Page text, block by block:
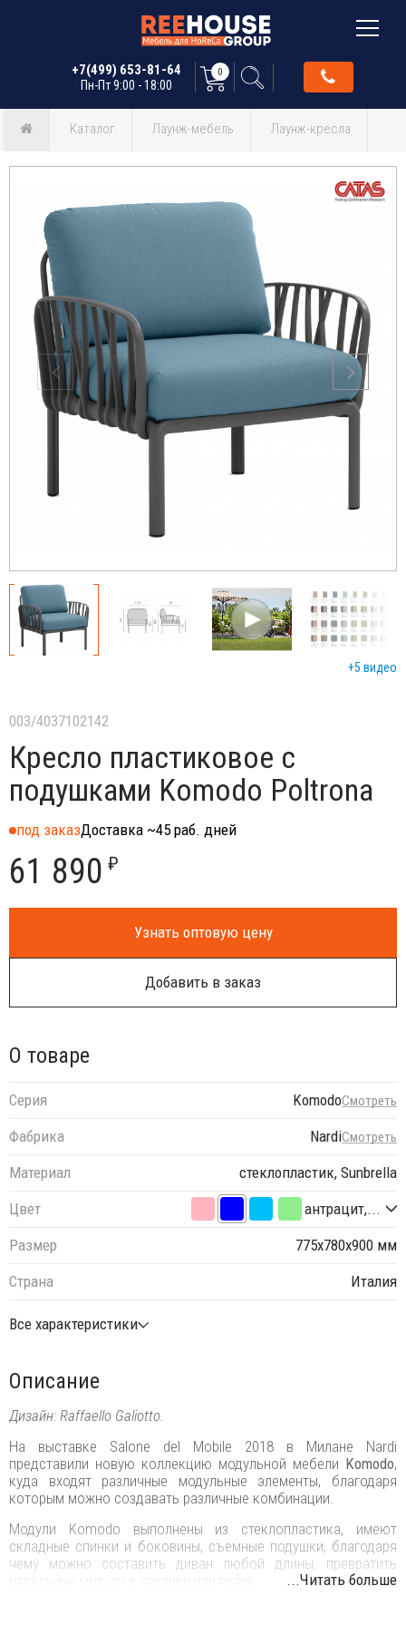
+7(499) 653-81-64
Пн-Пт 9:00 - 18:00
0
Каталог Лаунж-мебель Лаунж-кресла
+5 видео
003/4037102142
Кресло пластиковое с
подушками Komodo Poltrona
под заказДоставка ~45 раб. дней
61 890 ₽
Узнать оптовую цену
Добавить в заказ
О товаре
Серия KomodoСмотреть
Фабрика NardiСмотреть
Материал
стеклопластик, Sunbrella
Цвет
антрацит,...
Размер
775х780х900 мм
Страна
Италия
Все характеристики
Описание
Дизайн: Raffaello Galiotto.
На выставке Salone del Mobile 2018 в Милане Nardi
представили новую коллекцию модульной мебели Komodo,
куда входят различные модульные элементы, благодаря
которым можно создавать различные комбинации.
Модули Komodo выполнены из стеклопластика, имеют
складные спинки и боковины, съемные подушки, благодаря
чему можно составить диван любой длины, превратить
отдельные модули в столики или пуфы.
...Читать больше